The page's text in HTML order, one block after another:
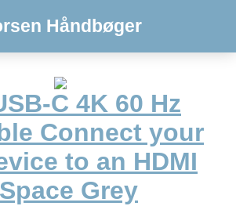
Håndbøger
C 4K 60 Hz
Connect your
to an HDMI
Grey